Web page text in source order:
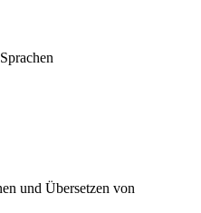
und Übersetzen von